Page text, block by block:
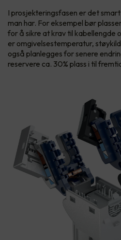
I prosjekteringsfasen er det
man har. For eksempel bør
for å sikre at krav til kabellengde
er omgivelsestemperatur,
også planlegges for senere
reservere ca. 30% plass i til